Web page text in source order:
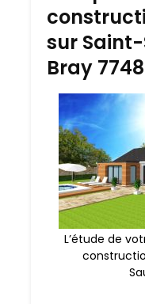
sur
Bray
L’étude de